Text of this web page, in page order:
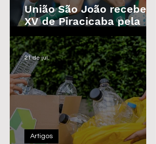
União São João recebe o
XV de Piracicaba pela
Copa Paulista nesta
quarta-feira
Artigos
21 de jul.